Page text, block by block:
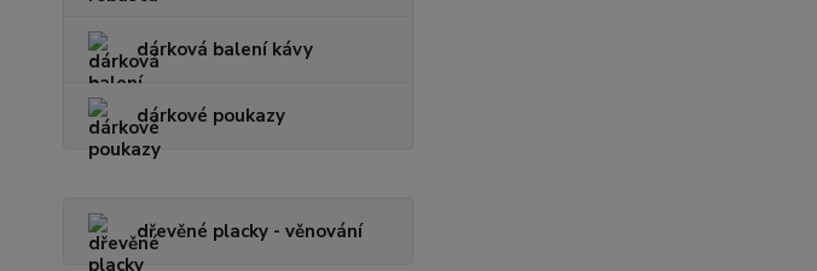
dárková balení kávy
dárkové poukazy
dřevěné placky - věnování